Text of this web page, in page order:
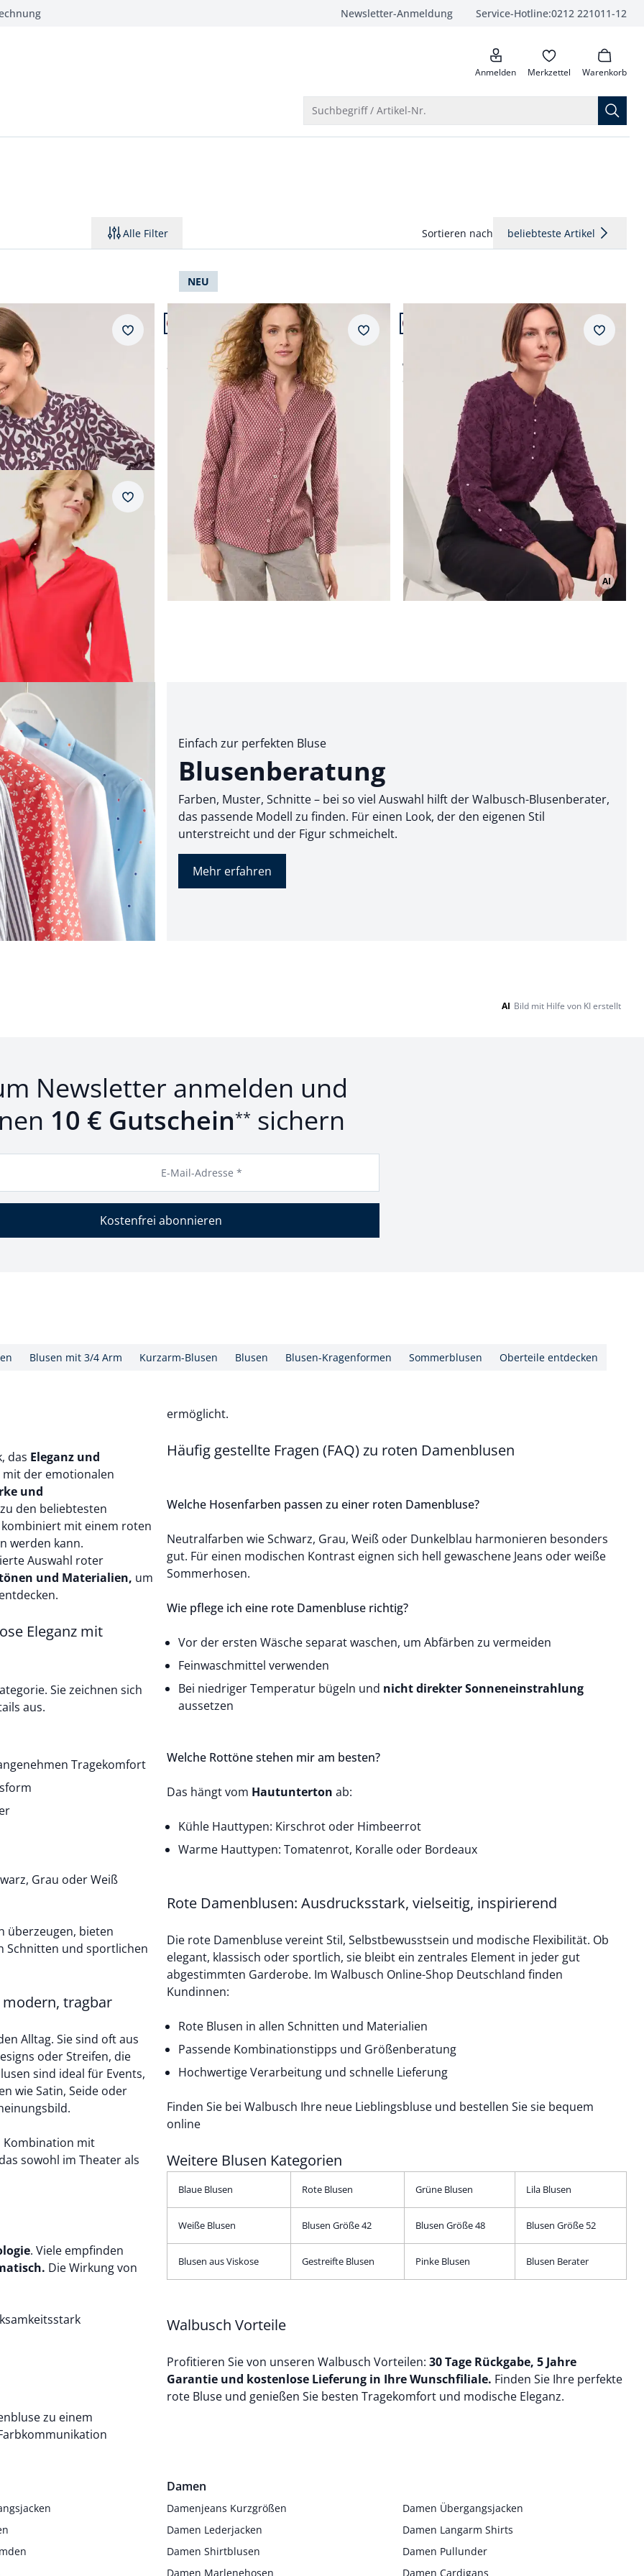
Newsletter-Anmeldung Service-Hotline:0212 221011-12
anrufen
Anmelden Merkzettel Warenkorb
Suchbegriff / Artikel-Nr.
Alle Filter Sortieren nach beliebteste Artikel
Merkzettel
Artikel 3 von 6.
NEU
Extraglatt Stehkragen Bluse V-Auss
ab
€ 79,99
Merkzettel
Artikel 4 von 6.
AI
Bluse mit Blütenstickerei
ab € 99,99
ab (-20%)
Bluse
4,2 (9)
Merkzettel
Einfach zur perfekten Bluse
Blusenberatung
Farben, Muster, Schnitte – bei so viel Auswahl hilft der Walbusch-Blusenberater,
das passende Modell zu finden. Für einen Look, der den eigenen Stil
unterstreicht und der Figur schmeichelt.
Mehr erfahren
AI Bild mit Hilfe von KI erstellt
Newsletter anmelden und
10 € Gutschein** sichern
E-Mail-Adresse *
Kostenfrei abonnieren
Blusen mit 3/4 Arm Kurzarm-Blusen Blusen Blusen-Kragenformen Sommerblusen Oberteile entdecken
das Eleganz und
der emotionalen
und
den beliebtesten
mit einem roten
werden kann.
Auswahl roter
und Materialien, um
Eleganz mit
Sie zeichnen sich
aus.
Tragekomfort
Grau oder Weiß
überzeugen, bieten
Schnitten und sportlichen
modern, tragbar
Alltag. Sie sind oft aus
oderStreifen, die
sind ideal für Events,
wie Satin, Seide oder
Kombination mit
sowohl im Theater als
. Viele empfinden
Die Wirkung von
zu einem
ermöglicht.
Häufig gestellte Fragen (FAQ) zu roten Damenblusen
Welche Hosenfarben passen zu einer roten Damenbluse?
Neutralfarben wie Schwarz, Grau, Weiß oder Dunkelblau harmonieren besonders
gut. Für einen modischen Kontrast eignen sich hell gewaschene Jeans oder weiße
Sommerhosen.
Wie pflege ich eine rote Damenbluse richtig?
Vor der ersten Wäsche separat waschen, um Abfärben zu vermeiden
Feinwaschmittel verwenden
Bei niedriger Temperatur bügeln und nicht direkter Sonneneinstrahlung
aussetzen
Welche Rottöne stehen mir am besten?
Das hängt vom Hautunterton ab:
Kühle Hauttypen: Kirschrot oder Himbeerrot
Warme Hauttypen: Tomatenrot, Koralle oder Bordeaux
Rote Damenblusen: Ausdrucksstark, vielseitig, inspirierend
Die rote Damenbluse vereint Stil, Selbstbewusstsein und modische Flexibilität. Ob
elegant, klassisch oder sportlich, sie bleibt ein zentrales Element in jeder gut
abgestimmten Garderobe. Im Walbusch Online-Shop Deutschland finden
Kundinnen:
Rote Blusen in allen Schnitten und Materialien
Passende Kombinationstipps und Größenberatung
Hochwertige Verarbeitung und schnelle Lieferung
Finden Sie bei Walbusch Ihre neue Lieblingsbluse und bestellen Sie sie bequem
online
Weitere Blusen Kategorien
Blaue Blusen Rote Blusen Grüne Blusen Lila Blusen
Weiße Blusen Blusen Größe 42 Blusen Größe 48 Blusen Größe 52
Blusen aus Viskose Gestreifte Blusen Pinke Blusen Blusen Berater
Walbusch Vorteile
Profitieren Sie von unseren Walbusch Vorteilen: 30 Tage Rückgabe, 5 Jahre
Garantie und kostenlose Lieferung in Ihre Wunschfiliale. Finden Sie Ihre perfekte
rote Bluse und genießen Sie besten Tragekomfort und modische Eleganz.
Damen
Damenjeans Kurzgrößen
Damen Übergangsjacken
Damen Lederjacken
Damen Langarm Shirts
Damen Shirtblusen
Damen Pullunder
Damen Marlenehosen
Damen Cardigans